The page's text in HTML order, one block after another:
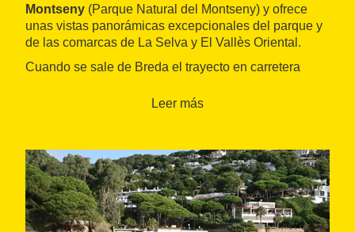
Montseny (Parque Natural del Montseny) y ofrece
unas vistas panorámicas excepcionales del parque y
de las comarcas de La Selva y El Vallès Oriental.
Cuando se sale de Breda el trayecto en carretera
ascenso bastante pronunciado hasta llegar a
para parar y refrescarse en alguna de sus numerosas
fuentes: la de Païtides, la Font de l'Or, la de los
Capellans, etc. Son de agua de mineralización débil.
Una vez hecha la parada, se puede seguir la ruta
hasta llegar aTaradell, en laPlana de Vic, y disfrutar
Leer más